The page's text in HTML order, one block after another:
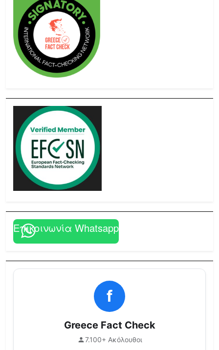
Επικοινωνία Whatsapp
f
Greece Fact Check
7.100+ Ακόλουθοι